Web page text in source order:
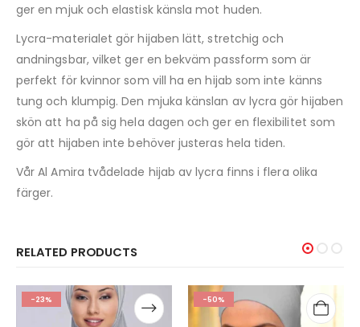
ger en mjuk och elastisk känsla mot huden.
Lycra-materialet gör hijaben lätt, stretchig och
andningsbar, vilket ger en bekväm passform som är
perfekt för kvinnor som vill ha en hijab som inte känns
tung och klumpig. Den mjuka känslan av lycra gör hijaben
skön att ha på sig hela dagen och ger en flexibilitet som
gör att hijaben inte behöver justeras hela tiden.
Vår Al Amira tvådelade hijab av lycra finns i flera olika
färger.
RELATED PRODUCTS
-50% -50%